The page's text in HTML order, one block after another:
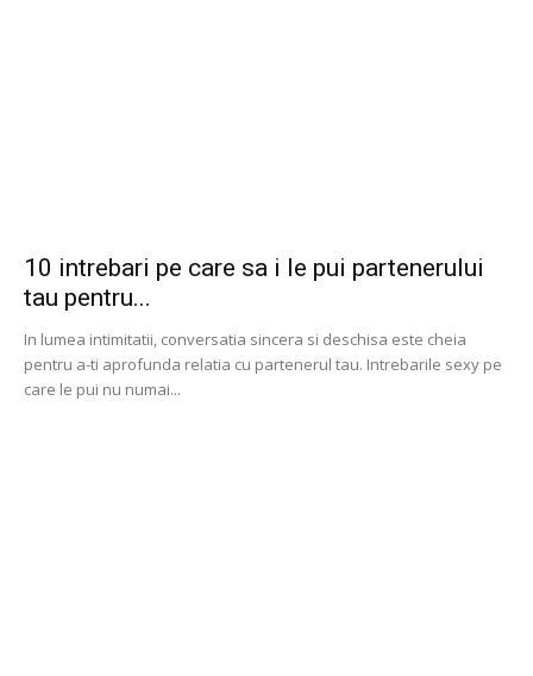
10 intrebari pe care sa i le pui partenerului
tau pentru...
In lumea intimitatii, conversatia sincera si deschisa este cheia
pentru a-ti aprofunda relatia cu partenerul tau. Intrebarile sexy pe
care le pui nu numai...